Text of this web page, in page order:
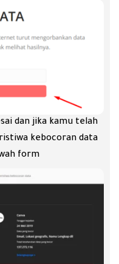
dan jika kamu telah
kebocoran data
form